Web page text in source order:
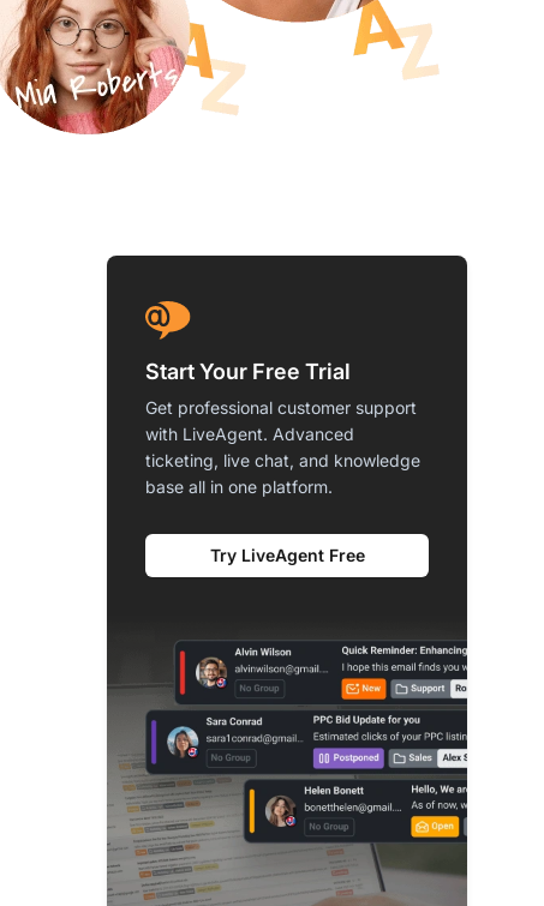
Start Your Free Trial
Get professional customer support
with LiveAgent. Advanced
ticketing, live chat, and knowledge
base all in one platform.
Try LiveAgent Free